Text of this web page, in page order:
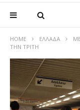
HOME ΕΛΛΆΔΑ
ΤΗΝ ΤΡΙΤΗ